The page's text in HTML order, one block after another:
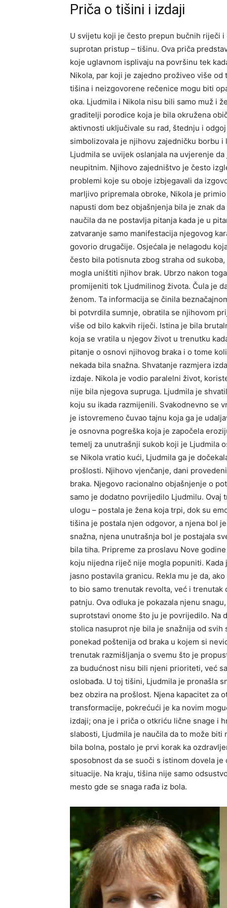
Priča o tišini i izdaji
U svijetu koji je često prepun bučnih riječi
suprotan pristup – tišinu. Ova priča
koje uglavnom isplivaju na površinu tek
Nikola, par koji je zajedno proživeo više
tišina i neizgovorene rečenice mogu biti
oka. Ljudmila i Nikola nisu bili samo muž i
graditelji porodice koja je bila okružena
aktivnosti uključivale su rad, štednju i
simbolizovala je njihovu zajedničku borbu
Ljudmila se uvijek oslanjala na uvjerenje
neupitnim. Njihovo zajedništvo je često
problemi koje su oboje izbjegavali da
marljivo pripremala obroke, Nikola je
napusti dom bez objašnjenja bila je znak
naučila da ne postavlja pitanja kada je u
zatvaranje samo manifestacija njegovog
govorio drugačije. Osjećala je nelagodu
često bila potisnuta zbog straha od
mogla uništiti njihov brak. Ubrzo nakon
promijeniti tok Ljudmilinog života. Čula je
ženom. Ta informacija se činila
bi potvrdila sumnje, obratila se njihovom
više od bilo kakvih riječi. Istina je bila
koja se vratila u njegov život u trenutku
pitanje o osnovi njihovog braka i o tome
nekada bila snažna. Shvatanje razmjera
izdaje. Nikola je vodio paralelni život,
nije bila njegova supruga. Ljudmila je
koju su ikada razmijenili. Svakodnevno se
je istovremeno čuvao tajnu koja ga je
je osnovna pogreška koja je započela
temelj za unutrašnji sukob koji je Ljudmila
se Nikola vratio kući, Ljudmila ga je
prošlosti. Njihovo vjenčanje, dani
braka. Njegovo racionalno objašnjenje o
samo je dodatno povrijedilo Ljudmilu.
ulogu – postala je žena koja trpi, dok su
tišina je postala njen odgovor, a njena bol
snažna, njena unutrašnja bol je postajala
bila tiha. Pripreme za proslavu Nove
koju nijedna riječ nije mogla popuniti.
jasno postavila granicu. Rekla mu je da,
to bio samo trenutak revolta, već i
patnju. Ova odluka je pokazala njenu
suprotstavi onome što ju je povrijedilo. Na
stolica nasuprot nje bila je snažnija od svih
ponekad poštenija od braka u kojem si
trenutak razmišljanja o svemu što je
za budućnost nisu bili njeni prioriteti, već
oslobađa. U toj tišini, Ljudmila je pronašla
bez obzira na prošlost. Njena kapacitet za
transformacije, pokrećući je ka novim
izdaji; ona je i priča o otkriću lične snage i
slabosti, Ljudmila je naučila da to može
bila bolna, postalo je prvi korak ka
sposobnost da se suoči s istinom dovela
situacije. Na kraju, tišina nije samo
mesto gde se snaga rađa iz bola.